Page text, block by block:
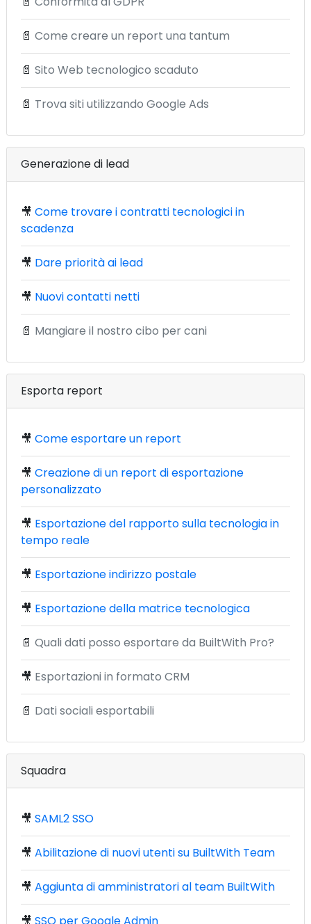
📄 Come creare un report una tantum
📄 Sito Web tecnologico scaduto
📄 Trova siti utilizzando Google Ads
Generazione di lead
🎥 Come trovare i contratti tecnologici in
scadenza
🎥 Dare priorità ai lead
🎥 Nuovi contatti netti
📄 Mangiare il nostro cibo per cani
Esporta report
🎥 Come esportare un report
🎥 Creazione di un report di esportazione
personalizzato
🎥 Esportazione del rapporto sulla tecnologia in
tempo reale
🎥 Esportazione indirizzo postale
🎥 Esportazione della matrice tecnologica
📄 Quali dati posso esportare da BuiltWith Pro?
🎥 Esportazioni in formato CRM
📄 Dati sociali esportabili
Squadra
🎥 SAML2 SSO
🎥 Abilitazione di nuovi utenti su BuiltWith Team
🎥 Aggiunta di amministratori al team BuiltWith